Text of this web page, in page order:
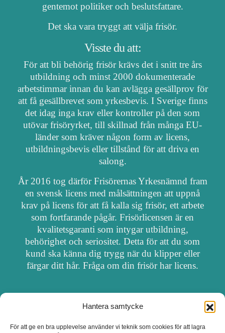
Hantera samtycke
För att ge en bra upplevelse använder vi teknik som cookies för att lagra
gentemot politiker och beslutsfattare.
Det ska vara tryggt att välja frisör.
Visste du att:
För att bli behörig frisör krävs det i snitt tre års
utbildning och minst 2000 dokumenterade
arbetstimmar innan du kan avlägga gesällprov för
att få gesällbrevet som yrkesbevis. I Sverige finns
det idag inga krav eller kontroller på den som
utövar frisöryrket, till skillnad från många EU-
länder som kräver någon form av licens,
utbildningsbevis eller tillstånd för att driva en
salong.
År 2016 tog därför Frisörernas Yrkesnämnd fram
en svensk licens med målsättningen att uppnå
krav på licens för att få kalla sig frisör, ett arbete
som fortfarande pågår. Frisörlicensen är en
kvalitetsgaranti som intygar utbildning,
behörighet och seriositet. Detta för att du som
kund ska känna dig trygg när du klipper eller
färgar ditt hår. Fråga om din frisör har licens.
OM FRISÖRSÖK